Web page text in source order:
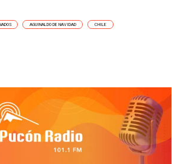
AGUINALDO DE NAVIDAD CHILE